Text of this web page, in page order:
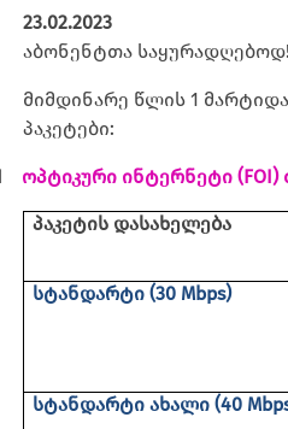
23.02.2023
აბონენტთა საყურადღებოდ!
მიმდინარე წლის 1
პაკეტები:
ოპტიკური ინტერნეტი (FOI)
პაკეტის დასახელება
სტანდარტი (30 Mbps)
სტანდარტიახალი(40